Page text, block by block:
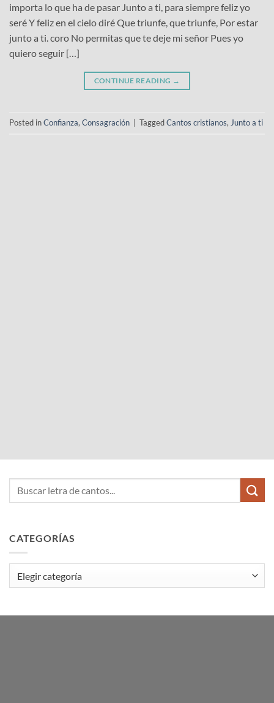
importa lo que ha de pasar Junto a ti, para siempre feliz yo
seré Y feliz en el cielo diré Que triunfe, que triunfe, Por estar
junto a ti. coro No permitas que te deje mi señor Pues yo
quiero seguir […]
CONTINUE READING →
Posted inConfianza, Consagración TaggedCantos cristianos, Junto a ti
CATEGORÍAS